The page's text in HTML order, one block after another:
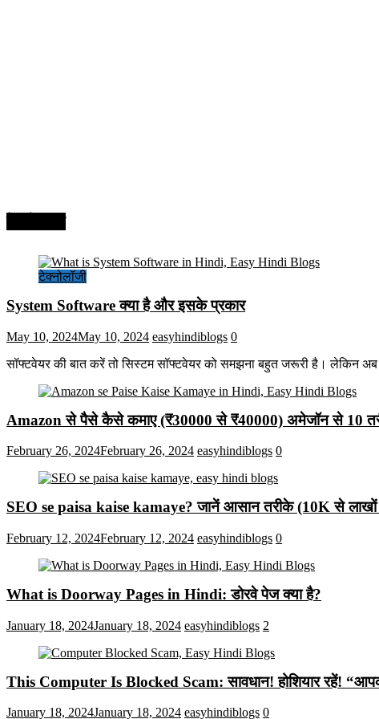
टेक्नोलॉजी
System Software क्या है और इसके प्रकार
May 10, 2024May 10, 2024 easyhindiblogs 0
सॉफ्टवेयर की बात करें तो सिस्टम सॉफ्टवेयर को समझना बहुत जरूरी है। लेकिन
Amazon से पैसे कैसे कमाए (₹30000 से ₹40000) अमेजॉन से 10
February 26, 2024February 26, 2024 easyhindiblogs 0
SEO se paisa kaise kamaye? जानें आसान तरीके (10K से लाखों
February 12, 2024February 12, 2024 easyhindiblogs 0
What is Doorway Pages in Hindi: डोरवे पेज क्या है?
January 18, 2024January 18, 2024 easyhindiblogs 2
This Computer Is Blocked Scam: सावधान! होशियार रहें!
January 18, 2024January 18, 2024 easyhindiblogs 0